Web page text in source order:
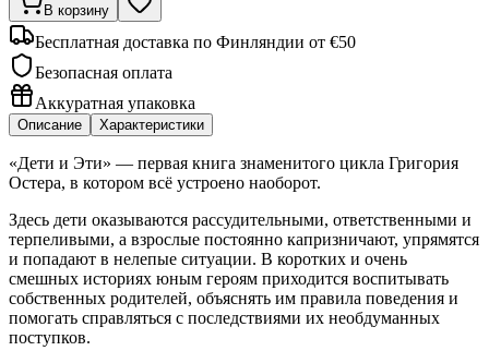
В корзину
Бесплатная доставка по Финляндии от €50
Безопасная оплата
Аккуратная упаковка
Описание Характеристики
«Дети и Эти» — первая книга знаменитого цикла Григория
Остера, в котором всё устроено наоборот.
Здесь дети оказываются рассудительными, ответственными и
терпеливыми, а взрослые постоянно капризничают, упрямятся
и попадают в нелепые ситуации. В коротких и очень
смешных историях юным героям приходится воспитывать
собственных родителей, объяснять им правила поведения и
помогать справляться с последствиями их необдуманных
поступков.